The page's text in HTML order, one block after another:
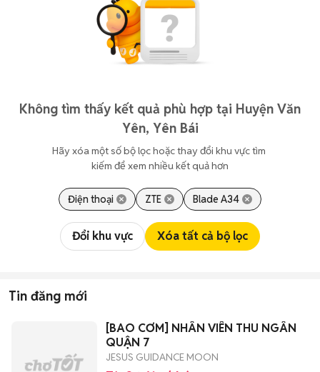
Không tìm thấy kết quả phù hợp tại Huyện Văn
Yên, Yên Bái
Hãy xóa một số bộ lọc hoặc thay đổi khu vực tìm
kiếm để xem nhiều kết quả hơn
Điện thoại ZTE Blade A34
Đổi khu vực Xóa tất cả bộ lọc
Tin đăng mới
[BAO CƠM] NHÂN VIÊN THU NGÂN
QUẬN 7
JESUS GUIDANCE MOON